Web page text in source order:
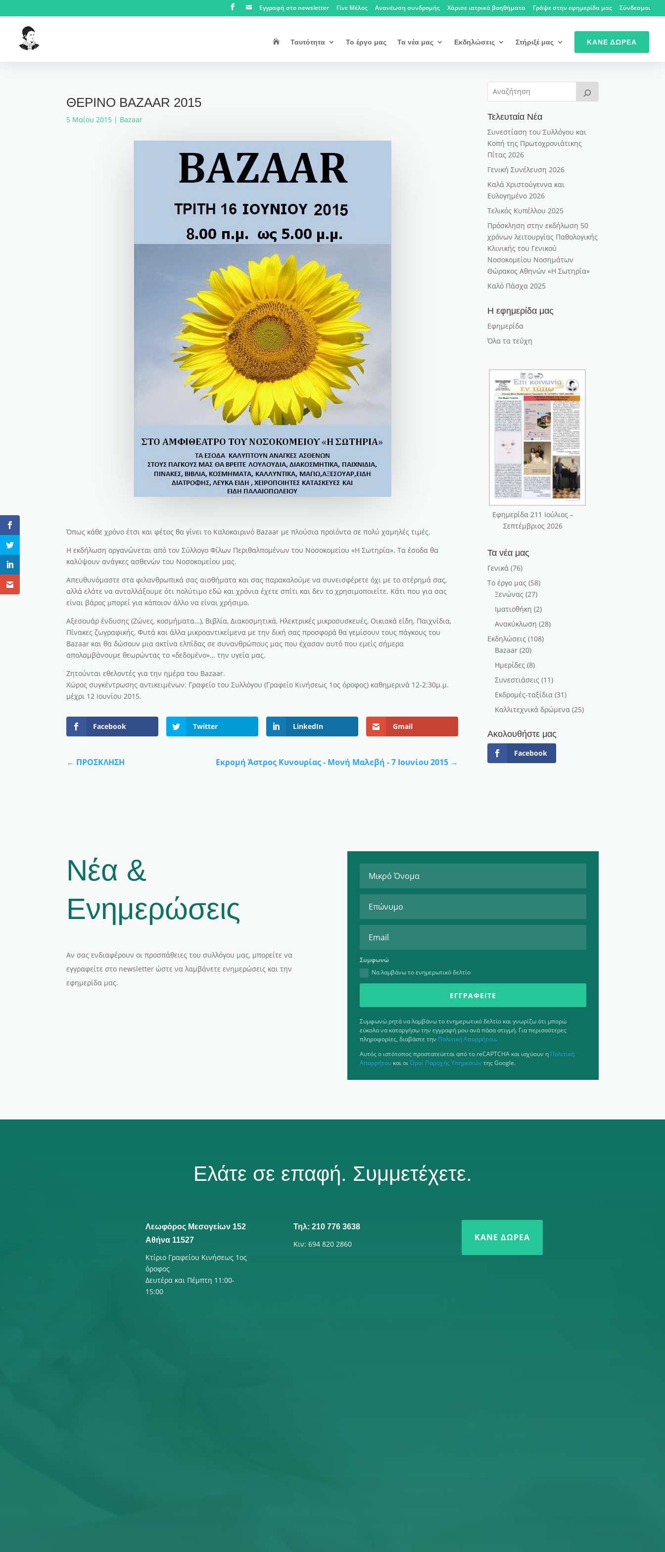
 Εγγραφή στο newsletter Γίνε Μέλος Ανανέωση συνδρομής Χάρισε ιατρικά βοηθήματα Γράψε στην εφημερίδα μας Σύνδεσμοι
 Ταυτότητα Το έργο μας Τα νέα μας Εκδηλώσεις Στήριξέ μας ΚΆΝΕ ΔΩΡΕΆ
ΘΕΡΙΝΟ BAZAAR 2015
5 Μαΐου 2015 | Bazaar
Όπως κάθε χρόνο έτσι και φέτος θα γίνει το Καλοκαιρινό Bazaar με πλούσια προϊόντα σε πολύ χαμηλές τιμές.
Η εκδήλωση οργανώνεται από τον Σύλλογο Φίλων Περιθαλπομένων του Νοσοκομείου «Η Σωτηρία». Τα έσοδα θα
καλύψουν ανάγκες ασθενών του Νοσοκομείου μας.
Απευθυνόμαστε στα φιλανθρωπικά σας αισθήματα και σας παρακαλούμε να συνεισφέρετε όχι με το στέρημά σας,
αλλά ελάτε να ανταλλάξουμε ότι πολύτιμο εδώ και χρόνια έχετε σπίτι και δεν το χρησιμοποιείτε. Κάτι που για σας
είναι βάρος μπορεί για κάποιον άλλο να είναι χρήσιμο.
Αξεσουάρ ένδυσης (Ζώνες, κοσμήματα…), Βιβλία, Διακοσμητικά, Ηλεκτρικές μικροσυσκευές, Οικιακά είδη, Παιχνίδια,
Πίνακες ζωγραφικής, Φυτά και άλλα μικροαντικείμενα με την δική σας προσφορά θα γεμίσουν τους πάγκους του
Bazaar και θα δώσουν μια ακτίνα ελπίδας σε συνανθρώπους μας που έχασαν αυτό που εμείς σήμερα
απολαμβάνουμε θεωρώντας το «δεδομένο»… την υγεία μας.
Ζητούνται εθελοντές για την ημέρα του Bazaar.
Χώρος συγκέντρωσης αντικειμένων: Γραφείο του Συλλόγου (Γραφείο Κινήσεως 1ος όροφος) καθημερινά 12-2:30μ.μ.
μέχρι 12 Ιουνίου 2015.
Facebook Twitter LinkedIn Gmail
← ΠΡΟΣΚΛΗΣΗ Εκρομή Άστρος Κυνουρίας - Μονή Μαλεβή - 7 Ιουνίου 2015 →
Τελευταία Νέα
Συνεστίαση του Συλλόγου και
Κοπή της Πρωτοχρονιάτικης
Πίτας 2026
Γενική Συνέλευση 2026
Καλά Χριστούγεννα και
Ευλογημένο 2026
Τελικός Κυπέλλου 2025
Πρόσκληση στην εκδήλωση 50
χρόνων λειτουργίας Παθολογικής
Κλινικής του Γενικού
Νοσοκομείου Νοσημάτων
Θώρακος Αθηνών «Η Σωτηρία»
Καλό Πάσχα 2025
Η εφημερίδα μας
Εφημερίδα
Όλα τα τεύχη
Εφημερίδα 211 Ιούλιος –
Σεπτέμβριος 2026
Τα νέα μας
Γενικά (76)
Το έργο μας (58)
Ξενώνας (27)
Ιματιοθήκη (2)
Ανακύκλωση (28)
Εκδηλώσεις (108)
Bazaar (20)
Ημερίδες (8)
Συνεστιάσεις (11)
Εκδρομές-ταξίδια (31)
Καλλιτεχνικά δρώμενα (25)
Ακολουθήστε μας
Facebook
Νέα &
Ενημερώσεις
Αν σας ενδιαφέρουν οι προσπάθειες του συλλόγου μας, μπορείτε να
εγγραφείτε στο newsletter ώστε να λαμβάνετε ενημερώσεις και την
εφημερίδα μας.
Συμφωνώ
Να λαμβάνω το ενημερωτικό δελτίο
ΕΓΓΡΑΦΕΊΤΕ
Συμφωνώ ρητά να λαμβάνω το ενημερωτικό δελτίο και γνωρίζω ότι μπορώ
εύκολα να καταργήσω την εγγραφή μου ανά πάσα στιγμή. Για περισσότερες
πληροφορίες, διαβάστε την Πολιτική Απορρήτου.
Αυτός ο ιστότοπος προστατεύεται από το reCAPTCHA και ισχύουν η Πολιτική
Απορρήτουκαι οιΌροι Παροχής Υπηρεσιών της Google.
Ελάτε σε επαφή. Συμμετέχετε.
Λεωφόρος Μεσογείων 152
Αθήνα 11527
Κτίριο Γραφείου Κινήσεως 1ος
όροφος
Δευτέρα και Πέμπτη 11:00-
15:00
Τηλ: 210 776 3638
Κιν: 694 820 2860
ΚΆΝΕ ΔΩΡΕΆ